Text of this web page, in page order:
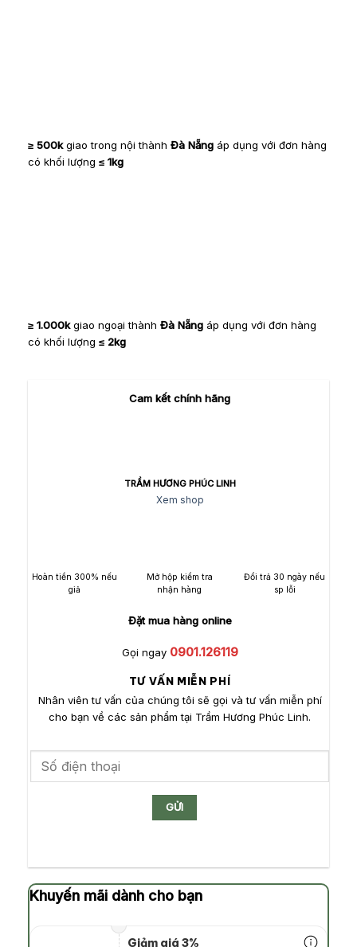
≥ 500kgiao trong nội thành Đà Nẵngáp dụng với đơn hàng
có khối lượng ≤ 1kg
≥ 1.000kgiao ngoại thành Đà Nẵngáp dụng với đơn hàng
có khối lượng ≤ 2kg
Cam kết chính hãng
TRẦM HƯƠNG PHÚC LINH
Xem shop
Hoàn tiền 300% nếu
giả
Mở hộp kiểm tra
nhận hàng
Đổi trả 30 ngày nếu
sp lỗi
Đặt mua hàng online
Gọi ngay 0901.126119
TƯ VẤN MIỄN PHÍ
Nhân viên tư vấn của chúng tôi sẽ gọi và tư vấn miễn phí
cho bạn về các sản phẩm tại Trầm Hương Phúc Linh.
Khuyến mãi dành cho bạn
Giảm giá 3%